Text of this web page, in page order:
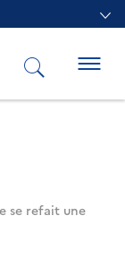
se refait une